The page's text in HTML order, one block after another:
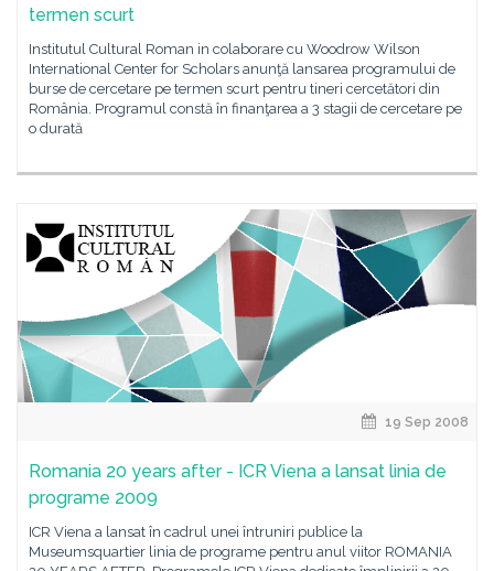
termen scurt
Institutul Cultural Roman in colaborare cu Woodrow Wilson
International Center for Scholars anunţă lansarea programului de
burse de cercetare pe termen scurt pentru tineri cercetători din
România. Programul constă în finanţarea a 3 stagii de cercetare pe
o durată
19 Sep 2008
Romania 20 years after - ICR Viena a lansat linia de
programe 2009
ICR Viena a lansat în cadrul unei întruniri publice la
Museumsquartier linia de programe pentru anul viitor ROMANIA